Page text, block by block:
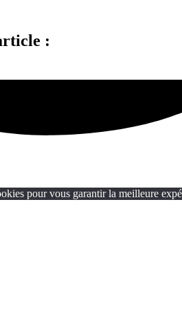
:
pour vous garantir la meilleure